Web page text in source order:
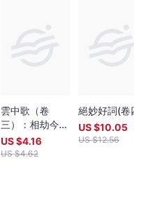
雲中歌（卷
三）：相劫今生
諾
US $4.16
US $4.62
絕妙好詞(卷四)
US $10.05
US $12.56